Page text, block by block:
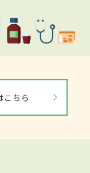
こちら